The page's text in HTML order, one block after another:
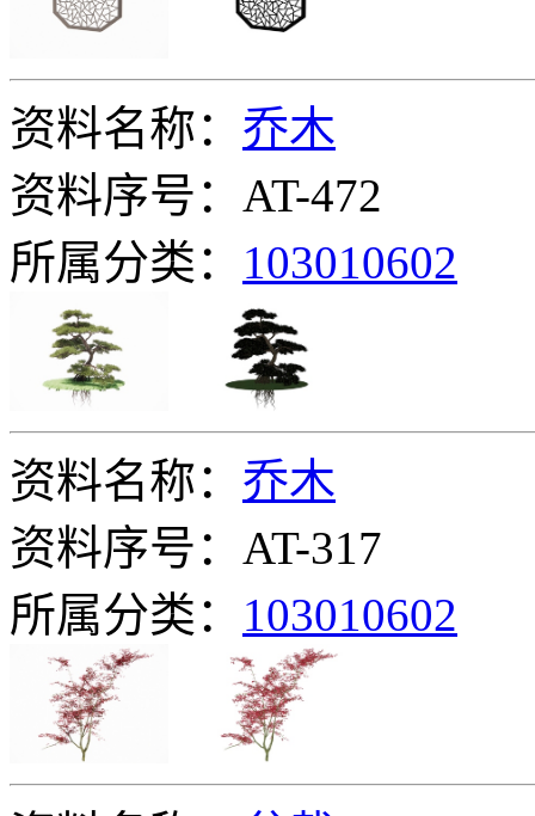
资料名称： 乔木
资料序号：AT-472
所属分类： 103010602
资料名称： 乔木
资料序号：AT-317
所属分类： 103010602